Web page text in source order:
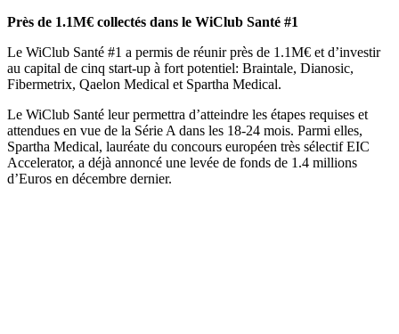
Près de 1.1M€ collectés dans le WiClub Santé #1
Le WiClub Santé #1 a permis de réunir près de 1.1M€ et d’investir
au capital de cinq start-up à fort potentiel: Braintale, Dianosic,
Fibermetrix, Qaelon Medical et Spartha Medical.
Le WiClub Santé leur permettra d’atteindre les étapes requises et
attendues en vue de la Série A dans les 18-24 mois. Parmi elles,
Spartha Medical, lauréate du concours européen très sélectif EIC
Accelerator, a déjà annoncé une levée de fonds de 1.4 millions
d’Euros en décembre dernier.